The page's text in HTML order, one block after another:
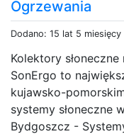
Ogrzewania
Dodano: 15 lat 5 miesięcy
Kolektory
SonErgo to
kujawsko-
systemy słoneczne
Bydgoszcz -